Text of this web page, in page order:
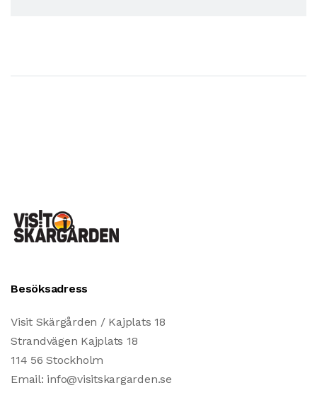
Besöksadress
Visit Skärgården / Kajplats 18
Strandvägen Kajplats 18
114 56 Stockholm
Email: info@visitskargarden.se